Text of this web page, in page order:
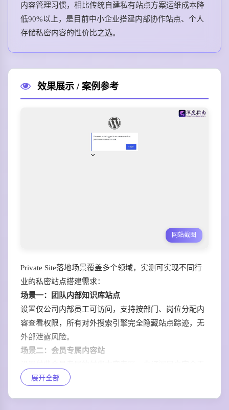
内容管理习惯，相比传统自建私有站点方案运维成本降
低90%以上，是目前中小企业搭建内部协作站点、个人
存储私密内容的性价比之选。
效果展示 / 案例参考
网站截图
Private Site落地场景覆盖多个领域，实测可实现不同行
业的私密站点搭建需求：
场景一：团队内部知识库站点
设置仅公司内部员工可访问，支持按部门、岗位分配内
容查看权限，所有对外搜索引擎完全隐藏站点踪迹，无
外部泄露风险。
场景二：会员专属内容站
法看到站点内的课程、资料等付费资源，自动校验会员
展开全部